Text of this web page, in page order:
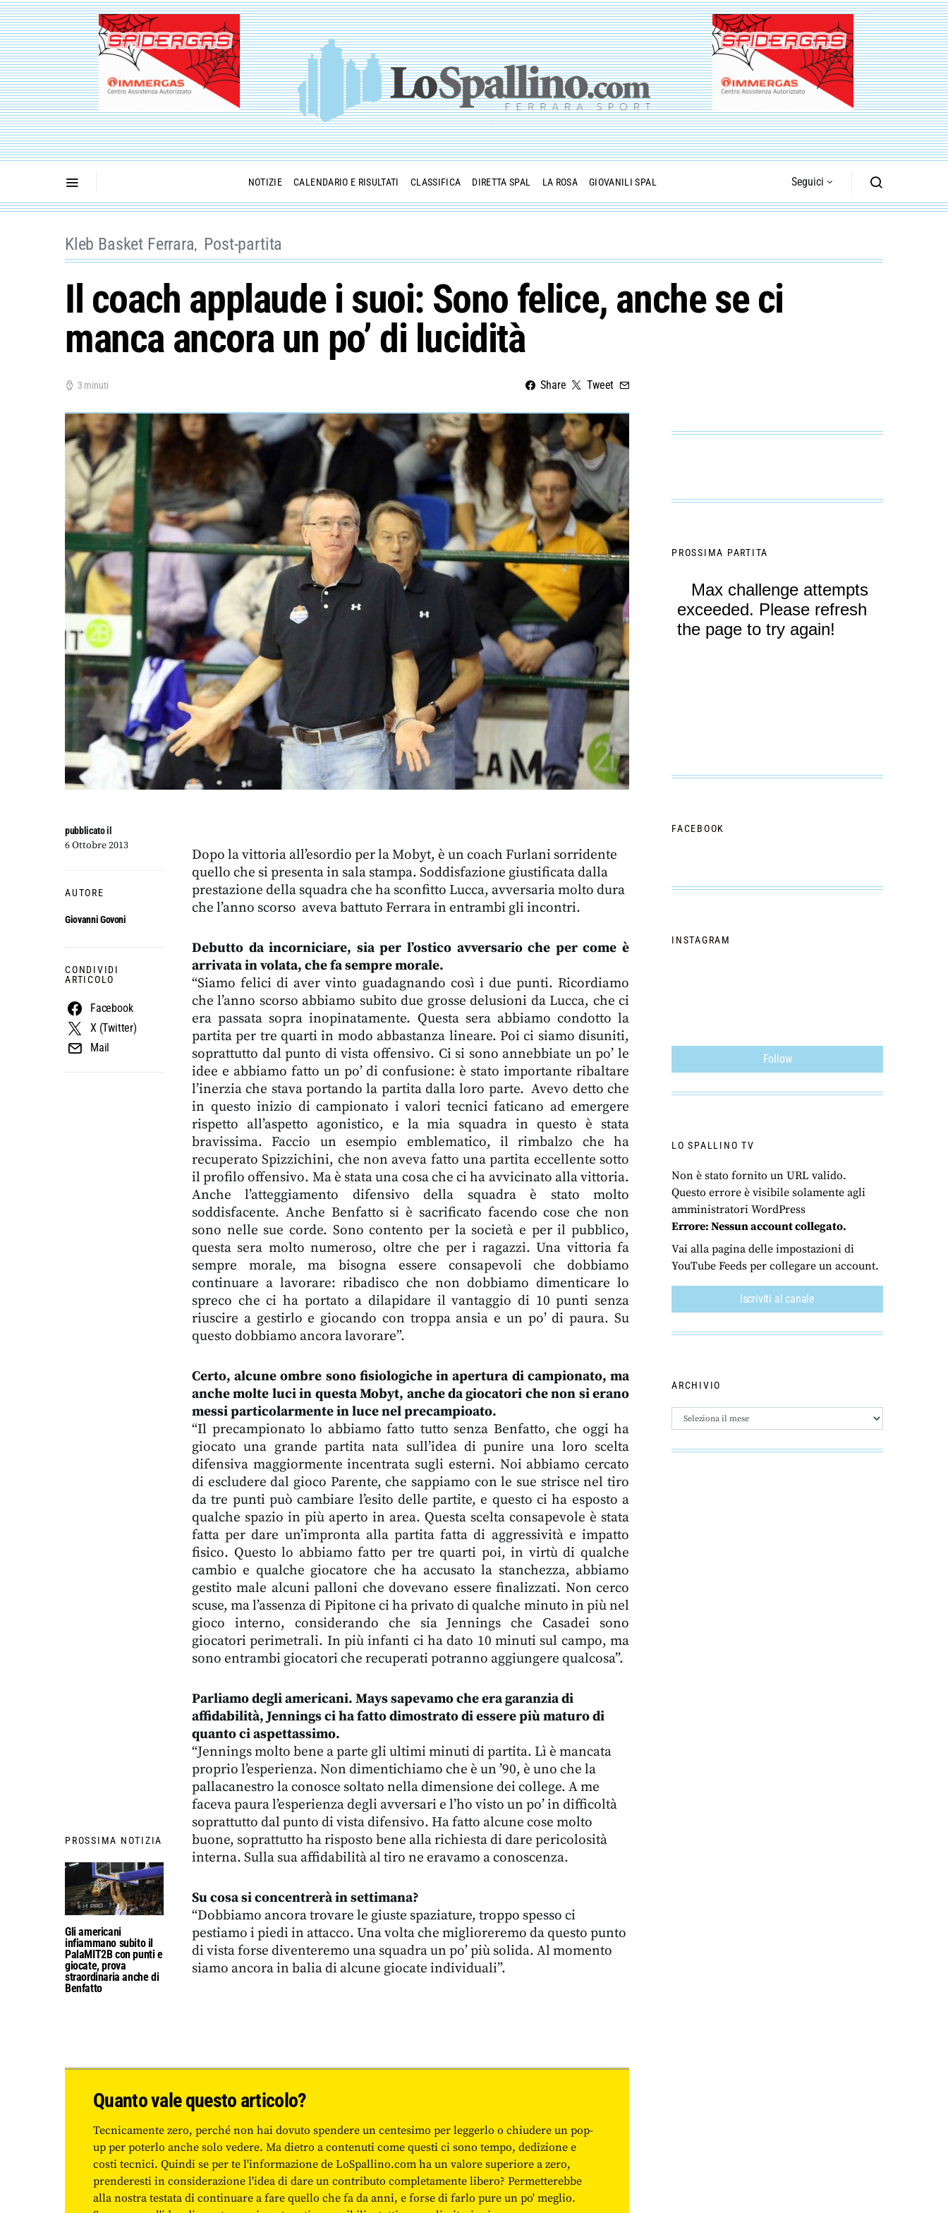
NOTIZIE CALENDARIO E RISULTATI CLASSIFICA DIRETTA SPAL LA ROSA GIOVANILI SPAL Seguici
Kleb Basket Ferrara Post-partita
Il coach applaude i suoi: Sono felice, anche se ci
manca ancora un po’ di lucidità
3 minuti Share Tweet
PROSSIMA NOTIZIA
Gli americani
infiammano subito il
PalaMIT2B con punti e
giocate, prova
straordinaria anche di
Benfatto
pubblicato il
6 Ottobre 2013
AUTORE
Giovanni Govoni
CONDIVIDI
ARTICOLO
Facebook
X (Twitter)
Mail
Dopo la vittoria all’esordio per la Mobyt, è un coach Furlani sorridente
quello che si presenta in sala stampa. Soddisfazione giustificata dalla
prestazione della squadra che ha sconfitto Lucca, avversaria molto dura
che l’anno scorso aveva battuto Ferrara in entrambi gli incontri.
Debutto da incorniciare, sia per l’ostico avversario che per come è
arrivata in volata, che fa sempre morale.
“Siamo felici di aver vinto guadagnando così i due punti. Ricordiamo
che l’anno scorso abbiamo subito due grosse delusioni da Lucca, che ci
era passata sopra inopinatamente. Questa sera abbiamo condotto la
partita per tre quarti in modo abbastanza lineare. Poi ci siamo disuniti,
soprattutto dal punto di vista offensivo. Ci si sono annebbiate un po’ le
idee e abbiamo fatto un po’ di confusione: è stato importante ribaltare
l’inerzia che stava portando la partita dalla loro parte. Avevo detto che
in questo inizio di campionato i valori tecnici faticano ad emergere
rispetto all’aspetto agonistico, e la mia squadra in questo è stata
bravissima. Faccio un esempio emblematico, il rimbalzo che ha
recuperato Spizzichini, che non aveva fatto una partita eccellente sotto
il profilo offensivo. Ma è stata una cosa che ci ha avvicinato alla vittoria.
Anche l’atteggiamento difensivo della squadra è stato molto
soddisfacente. Anche Benfatto si è sacrificato facendo cose che non
sono nelle sue corde. Sono contento per la società e per il pubblico,
questa sera molto numeroso, oltre che per i ragazzi. Una vittoria fa
sempre morale, ma bisogna essere consapevoli che dobbiamo
continuare a lavorare: ribadisco che non dobbiamo dimenticare lo
spreco che ci ha portato a dilapidare il vantaggio di 10 punti senza
riuscire a gestirlo e giocando con troppa ansia e un po’ di paura. Su
questo dobbiamo ancora lavorare”.
Certo, alcune ombre sono fisiologiche in apertura di campionato, ma
anche molte luci in questa Mobyt, anche da giocatori che non si erano
messi particolarmente in luce nel precampioato.
“Il precampionato lo abbiamo fatto tutto senza Benfatto, che oggi ha
giocato una grande partita nata sull’idea di punire una loro scelta
difensiva maggiormente incentrata sugli esterni. Noi abbiamo cercato
di escludere dal gioco Parente, che sappiamo con le sue strisce nel tiro
da tre punti può cambiare l’esito delle partite, e questo ci ha esposto a
qualche spazio in più aperto in area. Questa scelta consapevole è stata
fatta per dare un’impronta alla partita fatta di aggressività e impatto
fisico. Questo lo abbiamo fatto per tre quarti poi, in virtù di qualche
cambio e qualche giocatore che ha accusato la stanchezza, abbiamo
gestito male alcuni palloni che dovevano essere finalizzati. Non cerco
scuse, ma l’assenza di Pipitone ci ha privato di qualche minuto in più nel
gioco interno, considerando che sia Jennings che Casadei sono
giocatori perimetrali. In più infanti ci ha dato 10 minuti sul campo, ma
sono entrambi giocatori che recuperati potranno aggiungere qualcosa”.
Parliamo degli americani. Mays sapevamo che era garanzia di
affidabilità, Jennings ci ha fatto dimostrato di essere più maturo di
quanto ci aspettassimo.
“Jennings molto bene a parte gli ultimi minuti di partita. Lì è mancata
proprio l’esperienza. Non dimentichiamo che è un ’90, è uno che la
pallacanestro la conosce soltato nella dimensione dei college. A me
faceva paura l’esperienza degli avversari e l’ho visto un po’ in difficoltà
soprattutto dal punto di vista difensivo. Ha fatto alcune cose molto
buone, soprattutto ha risposto bene alla richiesta di dare pericolosità
interna. Sulla sua affidabilità al tiro ne eravamo a conoscenza.
Su cosa si concentrerà in settimana?
“Dobbiamo ancora trovare le giuste spaziature, troppo spesso ci
pestiamo i piedi in attacco. Una volta che miglioreremo da questo punto
di vista forse diventeremo una squadra un po’ più solida. Al momento
siamo ancora in balia di alcune giocate individuali”.
Quanto vale questo articolo?
Tecnicamente zero, perché non hai dovuto spendere un centesimo per leggerlo o chiudere un pop-
up per poterlo anche solo vedere. Ma dietro a contenuti come questi ci sono tempo, dedizione e
costi tecnici. Quindi se per te l'informazione de LoSpallino.com ha un valore superiore a zero,
prenderesti in considerazione l'idea di dare un contributo completamente libero? Permetterebbe
alla nostra testata di continuare a fare quello che fa da anni, e forse di farlo pure un po' meglio.
PROSSIMA PARTITA
FACEBOOK
INSTAGRAM
Follow
LO SPALLINO TV
Non è stato fornito un URL valido.
Questo errore è visibile solamente agli
amministratori WordPress
Errore: Nessun account collegato.
Vai alla pagina delle impostazioni di
YouTube Feeds per collegare un account.
Iscriviti al canale
ARCHIVIO
Archivio